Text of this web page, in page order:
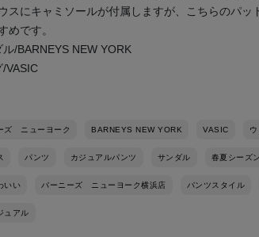
スにキャミソールが付属しますが、こちらのパッ
めです。
ル/BARNEYS NEW YORK
/VASIC
ズ ニューヨーク BARNEYS NEW YORK VASIC
パンツ カジュアルパンツ サンダル 春夏シーズン
いい バーニーズ ニューヨーク横浜店 パンツスタイル
ュアル